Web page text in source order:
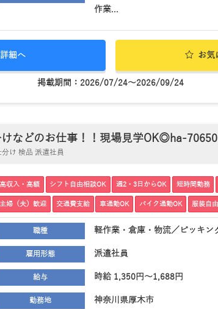
作業...
細へ お気
掲載期間：2026/07/24～2026/09/24
などのお仕事！！現場見学OK◎ha-70650
け 検品 派遣社員
高収入・高額 シフト自由相談OK 週2・3日からOK 短時間勤務
主婦（夫）歓迎 交通費支給 車通勤OK バイク通勤OK 服装自由
職種 軽作業・倉庫・物流／ピッキン
雇用形態 派遣社員
給与 時給 1,350円～1,688円
勤務地 神奈川県厚木市